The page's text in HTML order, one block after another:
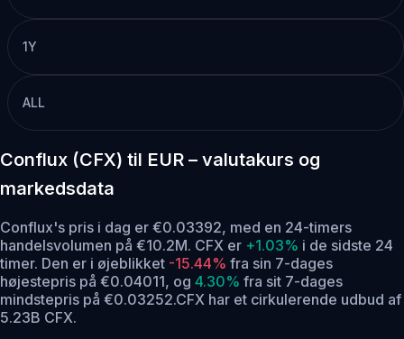
1Y
ALL
Conflux (CFX) til EUR – valutakurs og
markedsdata
Conflux's pris i dag er €0.03392, med en 24-timers
handelsvolumen på €10.2M. CFX er +1.03% i de sidste 24
timer. Den er i øjeblikket -15.44% fra sin 7-dages
højestepris på €0.04011, og 4.30% fra sit 7-dages
mindstepris på €0.03252.CFX har et cirkulerende udbud af
5.23B CFX.